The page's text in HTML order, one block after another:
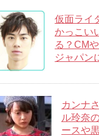
仮面ライ
かっこい
る？CM
ジャパン
カンナ
ル玲奈
ースや